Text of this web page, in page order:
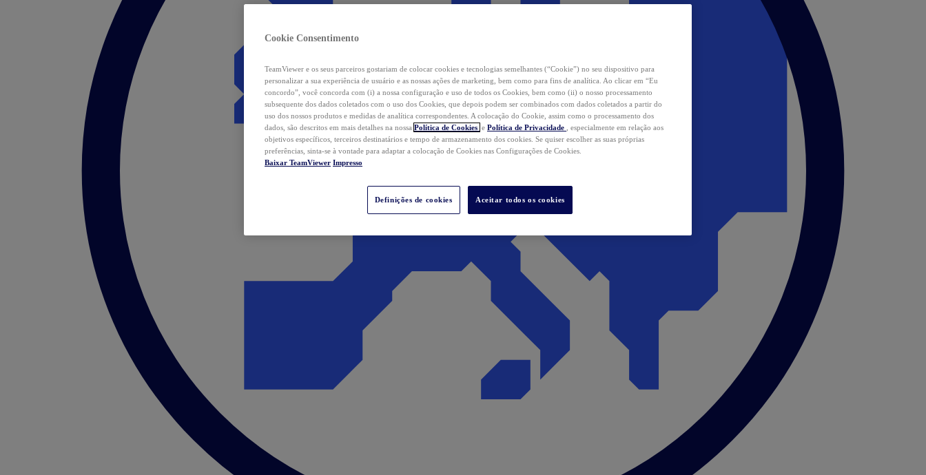
Cookie Consentimento
TeamViewer e os seus parceiros gostariam de colocar cookies e tecnologias semelhantes (“Cookie”) no seu dispositivo para
personalizar a sua experiência de usuário e as nossas ações de marketing, bem como para fins de analítica. Ao clicar em “Eu
concordo”, você concorda com (i) a nossa configuração e uso de todos os Cookies, bem como (ii) o nosso processamento
subsequente dos dados coletados com o uso dos Cookies, que depois podem ser combinados com dados coletados a partir do
uso dos nossos produtos e medidas de analítica correspondentes. A colocação do Cookie, assim como o processamento dos
dados, são descritos em mais detalhes na nossa Política de Cookies e Política de Privacidade
, especialmente em relação aos
objetivos específicos, terceiros destinatários e tempo de armazenamento dos cookies. Se quiser escolher as suas próprias
preferências, sinta-se à vontade para adaptar a colocação de Cookies nas Configurações de Cookies.
Baixar TeamViewer Impresso
Definições de cookies Aceitar todos os cookies